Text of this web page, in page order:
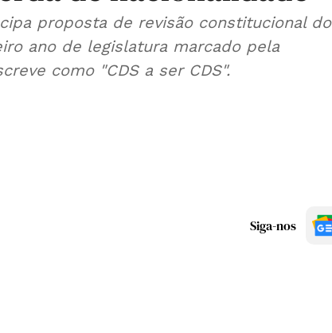
proposta de revisão constitucional do
ano de legislatura marcado pela
como "CDS a ser CDS".
Siga-nos